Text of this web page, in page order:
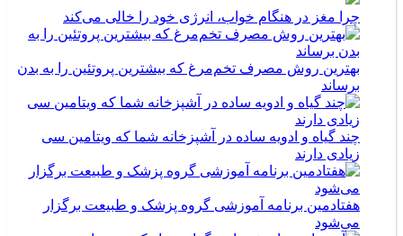
چرا مغز در هنگام خواب، انرژی خود را خالی می‌کند
بهترین روش مصرف تخم‌مرغ که بیشترین پروتئین را به بدن
برساند
چند گیاه و ادویه ساده در آشپزخانه شما که ویتامین سی
زیادی دارند
هفتادمین برنامه آموزشی گروه پزشک و طبیعت برگزار
می‌شود